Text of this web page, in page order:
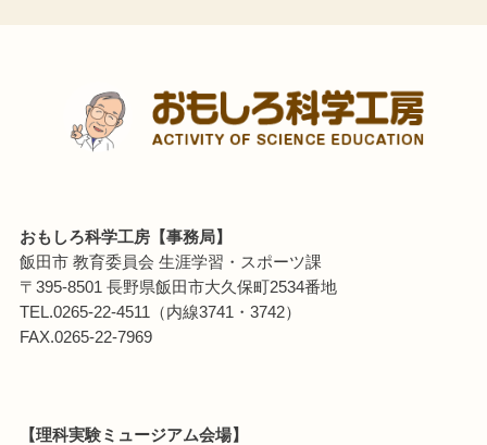
おもしろ科学工房【事務局】
飯田市 教育委員会 生涯学習・スポーツ課
〒395-8501 長野県飯田市大久保町2534番地
TEL.0265-22-4511（内線3741・3742）
FAX.0265-22-7969
【理科実験ミュージアム会場】